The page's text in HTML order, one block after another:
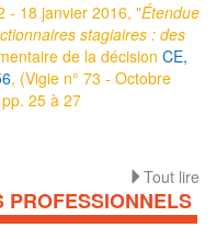
- 18 janvier 2016, "Étendue
stagiaires : des
de la décision CE,
, (Vigie n° 73 - Octobre
25 à 27
Tout lire
PROFESSIONNELS